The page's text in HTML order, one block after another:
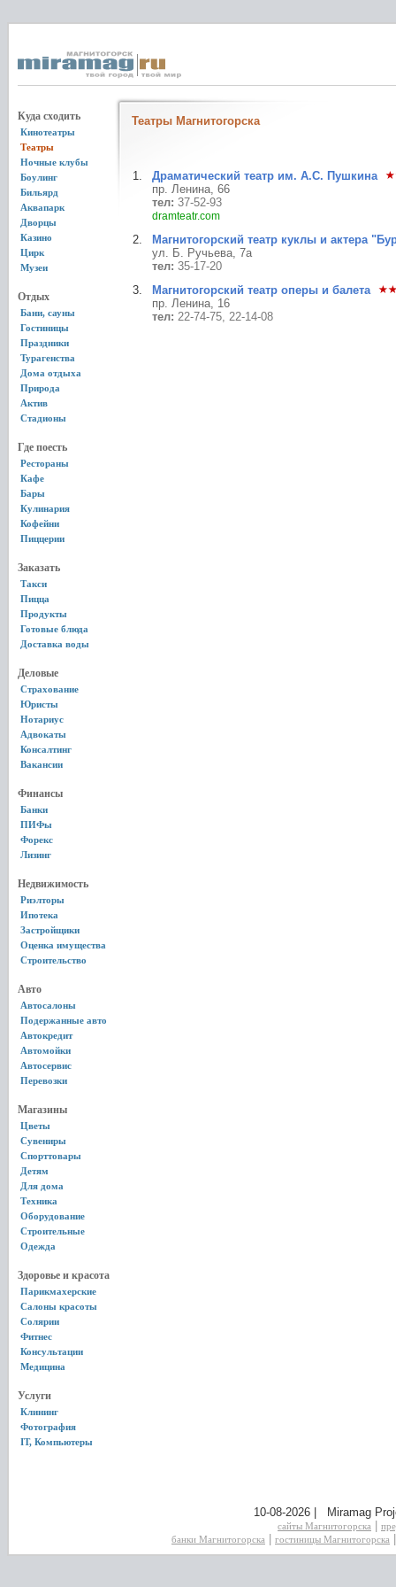
Куда сходить
Кинотеатры
Театры
Ночные клубы
Боулинг
Бильярд
Аквапарк
Дворцы
Казино
Цирк
Музеи
Отдых
Бани, сауны
Гостиницы
Праздники
Турагенства
Дома отдыха
Природа
Актив
Стадионы
Где поесть
Рестораны
Кафе
Бары
Кулинария
Кофейни
Пиццерии
Заказать
Такси
Пицца
Продукты
Готовые блюда
Доставка воды
Деловые
Страхование
Юристы
Нотариус
Адвокаты
Консалтинг
Вакансии
Финансы
Банки
ПИФы
Форекс
Лизинг
Недвижимость
Риэлторы
Ипотека
Застройщики
Оценка имущества
Строительство
Авто
Автосалоны
Подержанные авто
Автокредит
Автомойки
Автосервис
Перевозки
Магазины
Цветы
Сувениры
Спорттовары
Детям
Для дома
Техника
Оборудование
Строительные
Одежда
Здоровье и красота
Парикмахерские
Салоны красоты
Солярии
Фитнес
Консультации
Медицина
Услуги
Клининг
Фотография
IT, Компьютеры
Театры Магнитогорска
Драматический театр им. А.С. Пушкина
пр. Ленина, 66
тел: 37-52-93
dramteatr.com
Магнитогорский театр куклы и актера
ул. Б. Ручьева, 7а
тел: 35-17-20
Магнитогорский театр оперы и балета
пр. Ленина, 16
тел: 22-74-75, 22-14-08
10-08-2026 | Miramag
сайты Магнитогорска
банки Магнитогорска
гостиницы Магнитогорска